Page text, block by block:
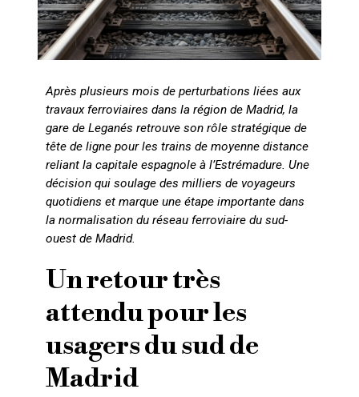
Après plusieurs mois de perturbations liées aux
travaux ferroviaires dans la région de Madrid, la
gare de Leganés retrouve son rôle stratégique de
tête de ligne pour les trains de moyenne distance
reliant la capitale espagnole à l’Estrémadure. Une
décision qui soulage des milliers de voyageurs
quotidiens et marque une étape importante dans
la normalisation du réseau ferroviaire du sud-
ouest de Madrid.
Un retour très
attendu pour les
usagers du sud de
Madrid